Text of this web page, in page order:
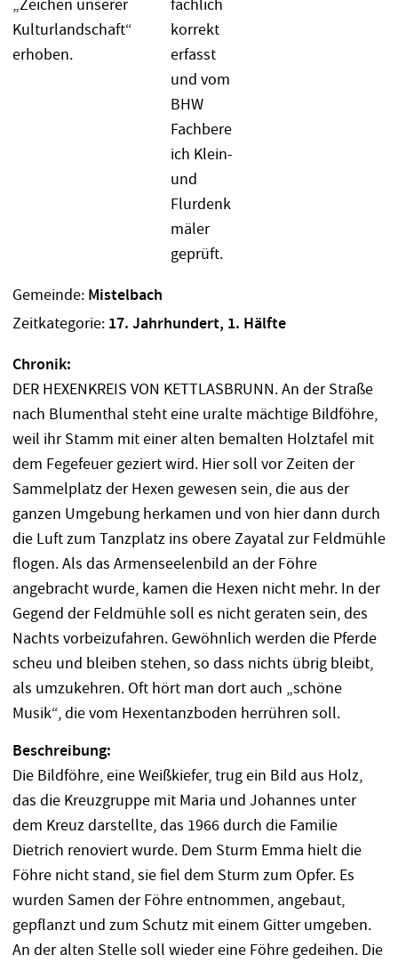
Gemeinde: Mistelbach
Zeitkategorie: 17. Jahrhundert, 1. Hälfte
Chronik:
DER HEXENKREIS VON KETTLASBRUNN. An der Straße
nach Blumenthal steht eine uralte mächtige Bildföhre,
weil ihr Stamm mit einer alten bemalten Holztafel mit
dem Fegefeuer geziert wird. Hier soll vor Zeiten der
Sammelplatz der Hexen gewesen sein, die aus der
ganzen Umgebung herkamen und von hier dann durch
die Luft zum Tanzplatz ins obere Zayatal zur Feldmühle
flogen. Als das Armenseelenbild an der Föhre
angebracht wurde, kamen die Hexen nicht mehr. In der
Gegend der Feldmühle soll es nicht geraten sein, des
Nachts vorbeizufahren. Gewöhnlich werden die Pferde
scheu und bleiben stehen, so dass nichts übrig bleibt,
als umzukehren. Oft hört man dort auch „schöne
Musik“, die vom Hexentanzboden herrühren soll.
Beschreibung:
Die Bildföhre, eine Weißkiefer, trug ein Bild aus Holz,
das die Kreuzgruppe mit Maria und Johannes unter
dem Kreuz darstellte, das 1966 durch die Familie
Dietrich renoviert wurde. Dem Sturm Emma hielt die
Föhre nicht stand, sie fiel dem Sturm zum Opfer. Es
wurden Samen der Föhre entnommen, angebaut,
gepflanzt und zum Schutz mit einem Gitter umgeben.
An der alten Stelle soll wieder eine Föhre gedeihen. Die